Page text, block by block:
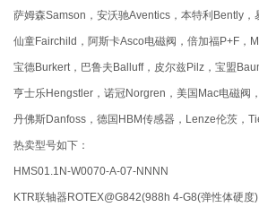
萨姆森Samson，安沃驰Aventics，本特利Bently，
仙童Fairchild，阿斯卡Asco电磁阀，倍加福P+F，
宝德Burkert，巴鲁夫Balluff，皮尔兹Pilz，宝盟
亨士乐Hengstler，诺冠Norgren，美国Mac电磁阀
丹佛斯Danfoss，德国HBM传感器，Lenze伦茨，
热卖型号如下：
HMS01.1N-W0070-A-07-NNNN
KTR联轴器ROTEX@G842(988h 4-G8(弹性体硬度)